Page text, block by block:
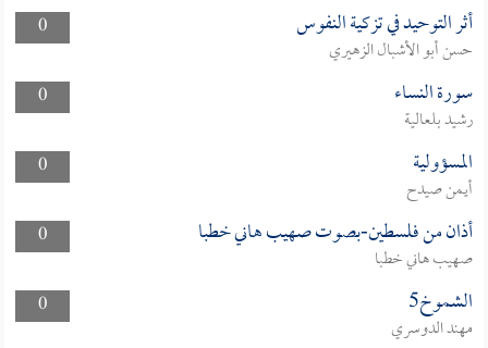
0
أثر التوحيد في تزكية النفوس
حسن أبو الأشبال الزهيري
0
سورة النساء
رشيد بلعالية
0
المسؤولية
أيمن صيدح
0
أذان من فلسطين-بصوت صهيب هاني خطبا
صهيب هاني خطبا
0
الشموخ5
مهند الدوسري